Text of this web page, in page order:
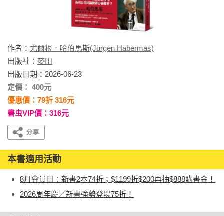
作者： 尤爾根．哈伯馬斯(Jürgen Habermas)
出版社： 麥田
出版日期：2026-06-23
定價： 400元
優惠價：79折 316元
書虫VIP價：316元
本書適用活動
8月會員日：新書2本74折；$1199折$200再抽$888購書金！
2026周年慶／新書強勢登場75折！